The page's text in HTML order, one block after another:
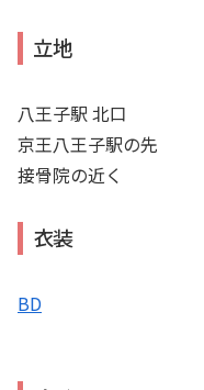
立地
八王子駅 北口
京王八王子駅の先
接骨院の近く
衣装
BD